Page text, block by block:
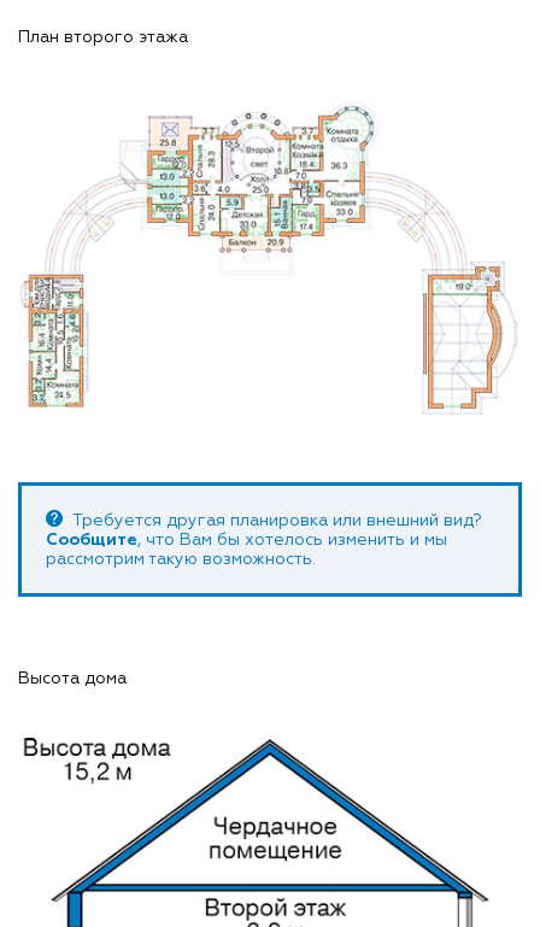
План второго этажа
Требуется другая планировка или внешний вид?
Сообщите, что Вам бы хотелось изменить и мы
рассмотрим такую возможность.
Высота дома